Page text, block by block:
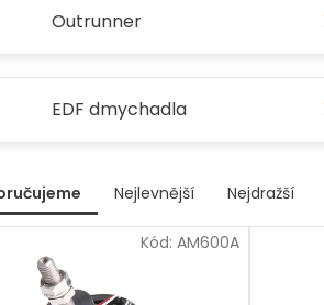
Outrunner
EDF dmychadla
Nejlevnější Nejdražší
Kód: AM600A